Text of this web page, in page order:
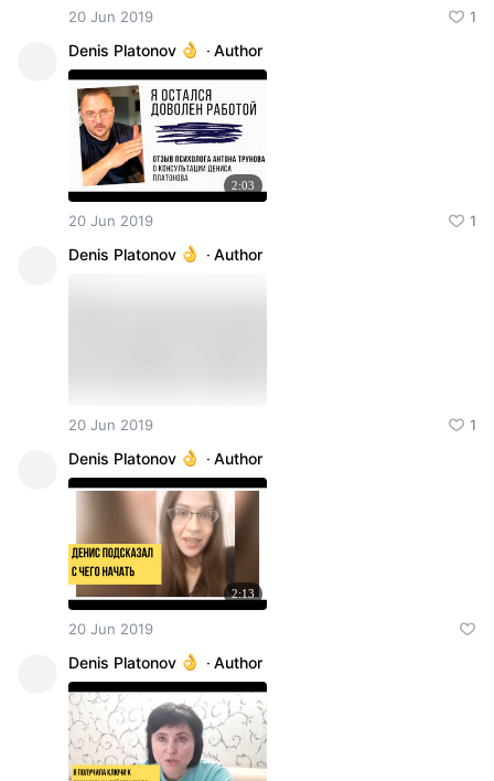
20 Jun 2019 1
Denis Platonov · Author
2:03
20 Jun 2019 1
Denis Platonov · Author
20 Jun 2019 1
Denis Platonov · Author
2:13
20 Jun 2019
Denis Platonov · Author